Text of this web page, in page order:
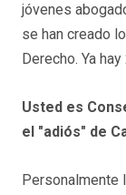
jóvenes
se han creado
Derecho. Ya
Usted es
el "adiós" de
Personalmente